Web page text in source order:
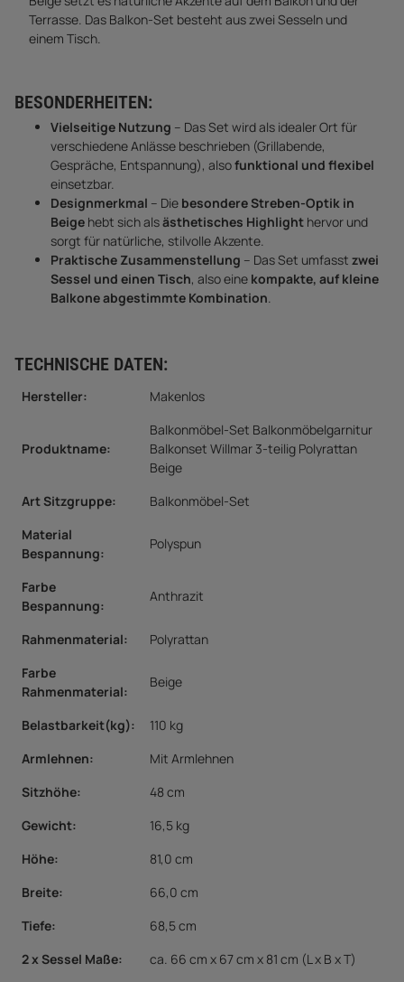
Terrasse. Das Balkon-Set besteht aus zwei Sesseln und
einem Tisch.
BESONDERHEITEN:
Vielseitige Nutzung – Das Set wird als idealer Ort für
verschiedene Anlässe beschrieben (Grillabende,
Gespräche, Entspannung), alsofunktional und flexibel
einsetzbar.
Designmerkmal – Die besondere Streben-Optik in
Beige hebt sich alsästhetisches Highlight hervor und
sorgt für natürliche, stilvolle Akzente.
Praktische Zusammenstellung – Das Set umfasst zwei
Sessel und einen Tisch, also eine kompakte, auf kleine
Balkone abgestimmte Kombination.
TECHNISCHE DATEN:
Hersteller: Makenlos
Produktname:
Balkonmöbel-Set Balkonmöbelgarnitur
Balkonset Willmar 3-teilig Polyrattan
Beige
Art Sitzgruppe:
Balkonmöbel-Set
Material
Bespannung:
Polyspun
Farbe
Bespannung:
Anthrazit
Rahmenmaterial:
Polyrattan
Farbe
Rahmenmaterial:
Beige
Belastbarkeit(kg):
110 kg
Armlehnen:
Mit Armlehnen
Sitzhöhe:
48 cm
Gewicht:
16,5 kg
Höhe:
81,0 cm
Breite:
66,0 cm
Tiefe:
68,5 cm
2 x Sessel Maße:
ca. 66 cm x 67 cm x 81 cm (L x B x T)